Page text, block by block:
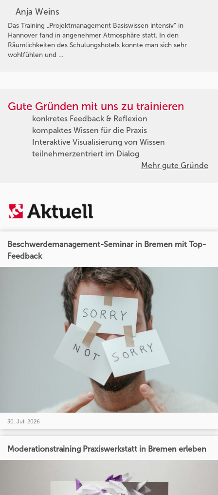
Anja Weins
Das Training „Projektmanagement Basiswissen intensiv“ in
Hannover fand in angenehmer Atmosphäre statt. In den
Räumlichkeiten des Schulungshotels konnte man sich sehr
wohlfühlen und …
Gute Gründen mit uns zu trainieren
konkretes Feedback & Reflexion
kompaktes Wissen für die Praxis
Interaktive Visualisierung von Wissen
teilnehmerzentriert im Dialog
Mehr gute Gründe
Beschwerdemanagement-Seminar in Bremen mit Top-
Feedback
30. Juli 2026
Moderationstraining Praxiswerkstatt in Bremen erleben